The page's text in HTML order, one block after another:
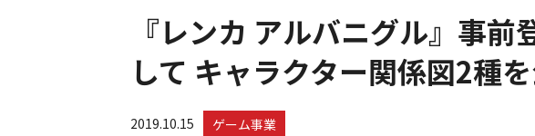
『レンカ アルバニグル』事
して キャラクター関係図2種を
2019.10.15 ゲーム事業